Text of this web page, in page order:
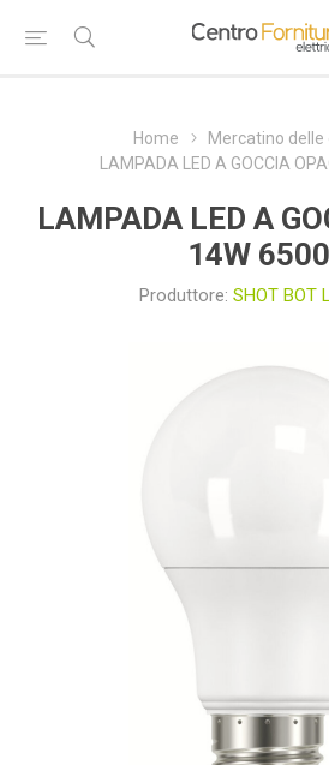
Home
Mercatino
LAMPADA LED A GOCCIA
LAMPADA LED A
14W
Produttore: SHOT BOT